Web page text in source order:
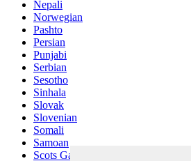
Nepali
Norwegian
Pashto
Persian
Punjabi
Serbian
Sesotho
Sinhala
Slovak
Slovenian
Somali
Samoan
Scots Gaelic